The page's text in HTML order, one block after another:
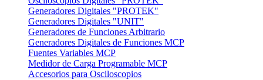
Generadores Digitales "PROTEK"
Generadores Digitales "UNIT"
Generadores de Funciones Arbitrario
Generadores Digitales de Funciones MCP
Fuentes Variables MCP
Medidor de Carga Programable MCP
Accesorios para Osciloscopios